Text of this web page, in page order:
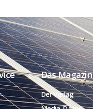
Das Magazin
Der Verlag